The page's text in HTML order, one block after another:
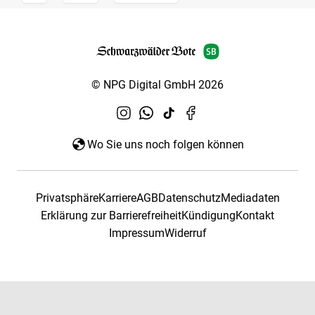
© NPG Digital GmbH 2026
Wo Sie uns noch folgen können
PrivatsphäreKarriereAGBDatenschutzMediadaten
Erklärung zur BarrierefreiheitKündigungKontakt
ImpressumWiderruf